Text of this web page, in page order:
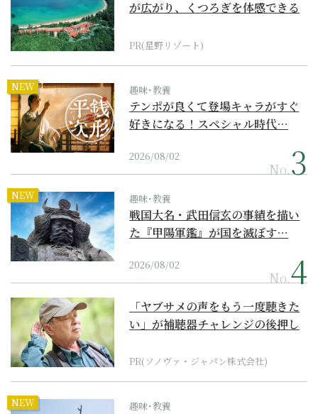
が広がり、くつろぎを体感できる
PR(星野リゾート)
NEW 趣味･教養
テンポが良くて登場キャラがすぐ
好きになる！スペシャル時代…
2026/08/02
No.
NEW 趣味･教養
戦国大名・武田信玄の事績を描い
た『甲陽軍鑑』が国を滅ぼす…
2026/08/02
No.
「ヤブサメの声をもう一度聴きた
い」が補聴器チャレンジの後押し
PR(ソノヴァ・ジャパン株式会社)
NEW 趣味･教養